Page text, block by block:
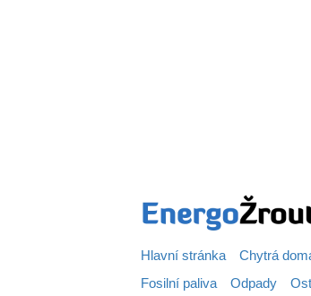
Hlavní stránka Chytrá
Fosilní paliva Odpady